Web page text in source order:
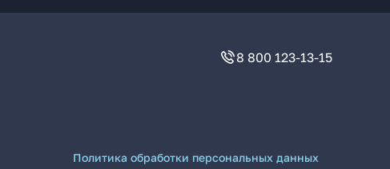
8 800 123-13-15
Политика обработки персональных данных